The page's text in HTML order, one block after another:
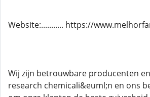
Website:........... https://
Wij zijn betrouwbare producenten
research chemicali&euml;n en ons